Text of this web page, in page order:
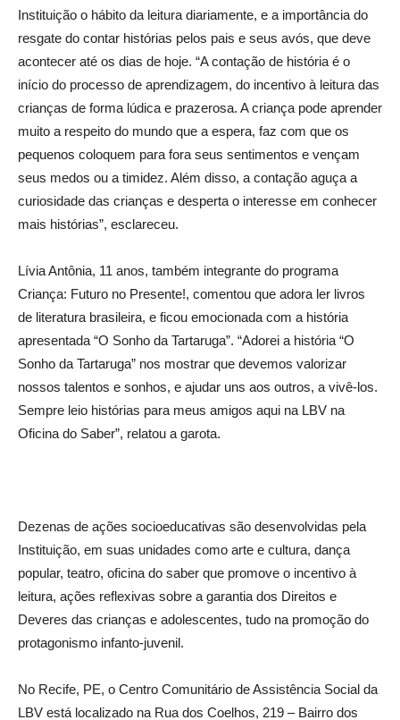
Instituição o hábito da leitura diariamente, e a importância do
resgate do contar histórias pelos pais e seus avós, que deve
acontecer até os dias de hoje. “A contação de história é o
início do processo de aprendizagem, do incentivo à leitura das
crianças de forma lúdica e prazerosa. A criança pode aprender
muito a respeito do mundo que a espera, faz com que os
pequenos coloquem para fora seus sentimentos e vençam
seus medos ou a timidez. Além disso, a contação aguça a
curiosidade das crianças e desperta o interesse em conhecer
mais histórias”, esclareceu.
Lívia Antônia, 11 anos, também integrante do programa
Criança: Futuro no Presente!, comentou que adora ler livros
de literatura brasileira, e ficou emocionada com a história
apresentada “O Sonho da Tartaruga”. “Adorei a história “O
Sonho da Tartaruga” nos mostrar que devemos valorizar
nossos talentos e sonhos, e ajudar uns aos outros, a vivê-los.
Sempre leio histórias para meus amigos aqui na LBV na
Oficina do Saber”, relatou a garota.
Dezenas de ações socioeducativas são desenvolvidas pela
Instituição, em suas unidades como arte e cultura, dança
popular, teatro, oficina do saber que promove o incentivo à
leitura, ações reflexivas sobre a garantia dos Direitos e
Deveres das crianças e adolescentes, tudo na promoção do
protagonismo infanto-juvenil.
No Recife, PE, o Centro Comunitário de Assistência Social da
LBV está localizado na Rua dos Coelhos, 219 – Bairro dos